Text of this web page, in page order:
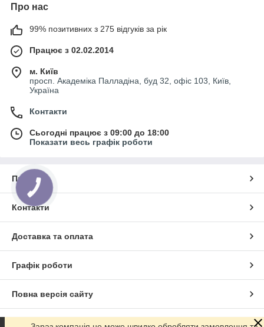
Про нас
99% позитивних з 275 відгуків за рік
Працює з 02.02.2014
м. Київ
просп. Академіка Палладіна, буд 32, офіс 103, Київ,
Україна
Контакти
Сьогодні працює з 09:00 до 18:00
Показати весь графік роботи
Про нас
Контакти
Доставка та оплата
Графік роботи
Повна версія сайту
Сайт створено на маркетплейсі Prom.ua
КНОПКА
ЗВ'ЯЗКУ